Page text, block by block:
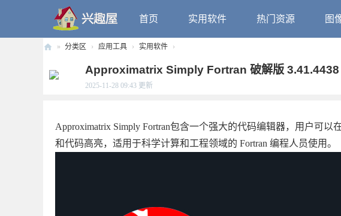
首页 实用软件 热门资源 图
趣
» 分类区 › 应用工具 › 实用软件 ›
Approximatrix Simply Fortran 破解版
2025-11-28 09:43 更新
Approximatrix Simply Fortran包含一个强大的代码编辑器，用户可
和代码高亮，适用于科学计算和工程领域的 Fortran 编程人员使用。